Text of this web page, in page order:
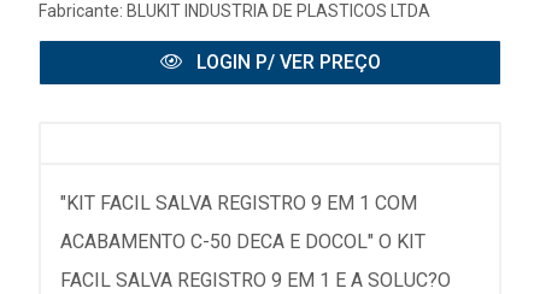
Fabricante: BLUKIT INDUSTRIA DE PLASTICOS LTDA
LOGIN P/ VER PREÇO
"KIT FACIL SALVA REGISTRO 9 EM 1 COM
ACABAMENTO C-50 DECA E DOCOL" O KIT
FACIL SALVA REGISTRO 9 EM 1 E A SOLUC?O